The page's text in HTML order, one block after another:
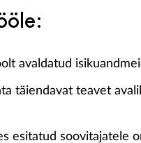
avaldatud
täiendavat teavet
esitatud soovitajatele